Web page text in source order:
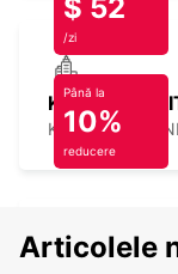
KUUSAMO
KUUSAMO -
$ 52
/zi
Până la
10%
reducere
Articolele